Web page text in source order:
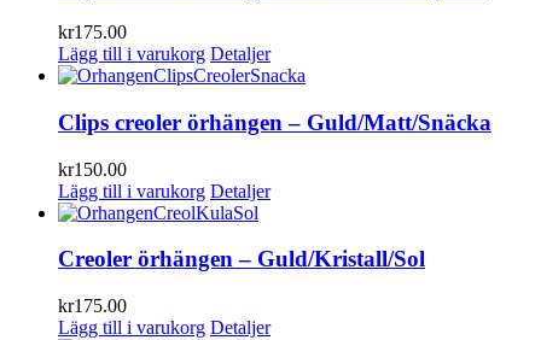
kr175.00
Lägg till i varukorg Detaljer
Clips creoler örhängen – Guld/Matt/Snäcka
kr150.00
Lägg till i varukorg Detaljer
Creoler örhängen – Guld/Kristall/Sol
kr175.00
Lägg till i varukorg Detaljer